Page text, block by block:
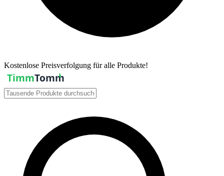
Kostenlose Preisverfolgung für alle Produkte!